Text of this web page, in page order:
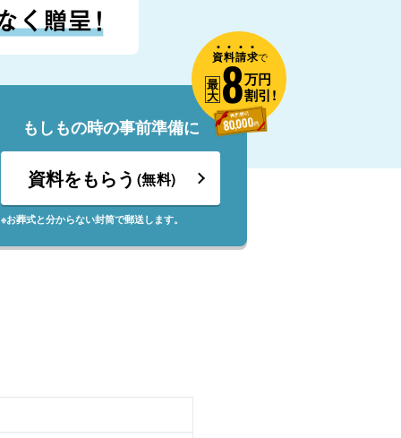
もしもの時の事前準備に
資料をもらう (無料)
※お葬式と分からない封筒で郵送します。
資料請求で
最
大8万円
割引!